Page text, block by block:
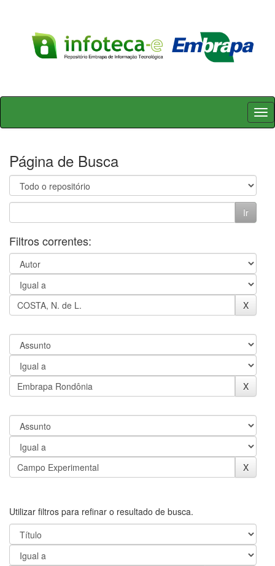
Skip
Página de Busca
Filtros correntes:
Utilizar filtros para refinar o resultado de busca.